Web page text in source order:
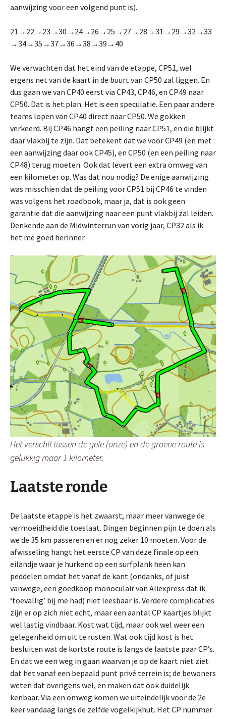
aanwijzing voor een volgend punt is).
21→22→23→30→24→26→25→27→28→31→29→32→33
→34→35→37→36→38→39→40
We verwachten dat het eind van de etappe, CP51, wel
ergens net van de kaart in de buurt van CP50 zal liggen. En
dus gaan we van CP40 eerst via CP43, CP46, en CP49 naar
CP50. Dat is het plan. Het is een speculatie. Een paar andere
teams lopen van CP40 direct naar CP50. We gokken
verkeerd. Bij CP46 hangt een peiling naar CP51, en die blijkt
daar vlakbij te zijn. Dat betekent dat we voor CP49 (en met
een aanwijzing daar ook CP45), en CP50 (en een peiling naar
CP48) terug moeten. Ook dat levert een extra omweg van
een kilometer op. Was dat nou nodig? De enige aanwijzing
was misschien dat de peiling voor CP51 bij CP46 te vinden
was volgens het roadbook, maar ja, dat is ook geen
garantie dat die aanwijzing naar een punt vlakbij zal leiden.
Denkende aan de Midwinterrun van vorig jaar, CP32 als ik
het me goed herinner.
Het verschil tussen de gele (onze) en de groene route is
gelukkig maar 1 kilometer.
Laatste ronde
De laatste etappe is het zwaarst, maar meer vanwege de
vermoeidheid die toeslaat. Dingen beginnen pijn te doen als
we de 35 km passeren en er nog zeker 10 moeten. Voor de
afwisseling hangt het eerste CP van deze finale op een
eilandje waar je hurkend op een surfplank heen kan
peddelen omdat het vanaf de kant (ondanks, of juist
vanwege, een goedkoop monoculair van Aliexpress dat ik
‘toevallig’ bij me had) niet leesbaar is. Verdere complicaties
zijn er op zich niet echt, maar een aantal CP kaartjes blijkt
wel lastig vindbaar. Kost wat tijd, maar ook wel weer een
gelegenheid om uit te rusten. Wat ook tijd kost is het
besluiten wat de kortste route is langs de laatste paar CP’s.
En dat we een weg in gaan waarvan je op de kaart niet ziet
dat het vanaf een bepaald punt privé terrein is; de bewoners
weten dat overigens wel, en maken dat ook duidelijk
kenbaar. Via een omweg komen we uiteindelijk voor de 2e
keer vandaag langs de zelfde vogelkijkhut. Het CP nummer